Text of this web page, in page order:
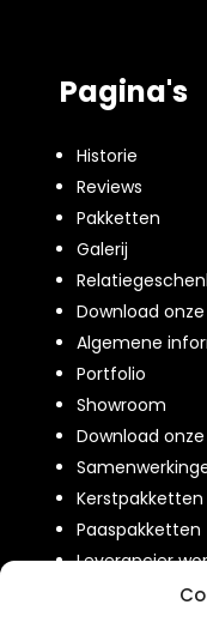
Pagina's
Historie
Reviews
Pakketten
Galerij
Download
Algemene
Portfolio
Showroom
Download
Kerstpakketten
Paaspakketten
Leverancier